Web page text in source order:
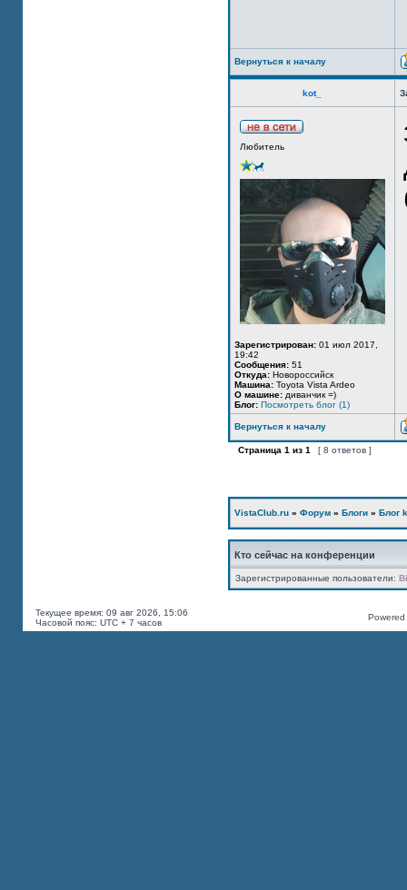
Вернуться к началу
kot_
Любитель
Зарегистрирован: 01 июл 2017,
19:42
Сообщения: 51
Откуда: Новороссийск
Машина: Toyota Vista Ardeo
О машине: диванчик =)
Блог: Посмотреть блог (1)
Вернуться к началу
Страница 1 из 1 [ 8 ответов ]
VistaClub.ru » Форум » Блоги » Блог
Кто сейчас на конференции
Зарегистрированные пользователи:
Текущее время: 09 авг 2026, 15:06
Часовой пояс: UTC + 7 часов